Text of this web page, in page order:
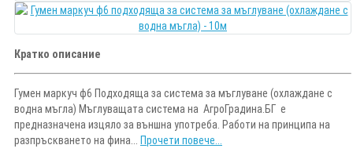
Кратко описание
Гумен маркуч ф6 Подходяща за система за мъглуване (охлаждане с
водна мъгла) Мъглуващата система на АгроГрадина.БГ е
предназначена изцяло за външна употреба. Работи на принципа на
разпръскването на фина... Прочети повече...